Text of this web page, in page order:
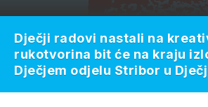
Dječji radovi nastali na
rukotvorina bit će na kraju
Dječjem odjelu Stribor u